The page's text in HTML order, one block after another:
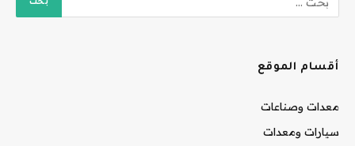
أقسام الموقع
معدات وصناعات
سيارات ومعدات